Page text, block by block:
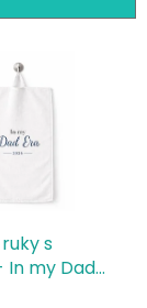
s
my Dad